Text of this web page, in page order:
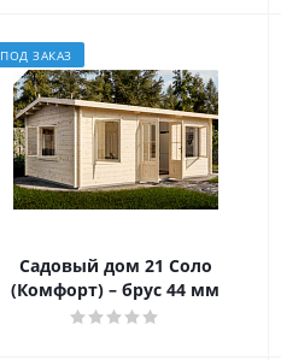
ПОД ЗАКАЗ
Садовый дом 21 Соло
(Комфорт) – брус 44 мм